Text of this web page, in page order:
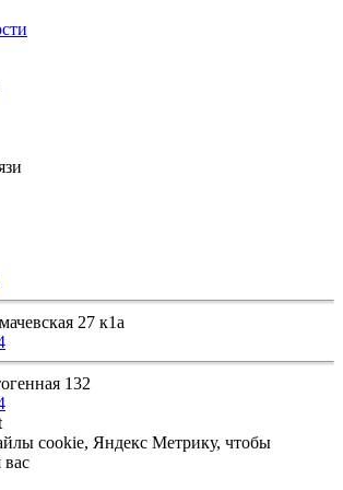
27 к1а
132
cookie, Яндекс Метрику, чтобы
вас